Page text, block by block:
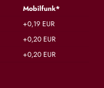
Mobilfunk*
+0,19 EUR
+0,20 EUR
+0,20 EUR